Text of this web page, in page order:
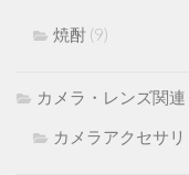
焼酎 (9)
カメラ・レンズ関連
カメラアクセサリ